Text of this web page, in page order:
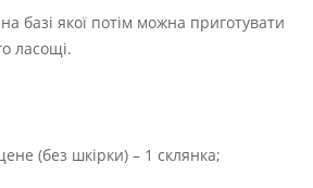
базі якої потім можна приготувати
ласощі.
(без шкірки) – 1 склянка;